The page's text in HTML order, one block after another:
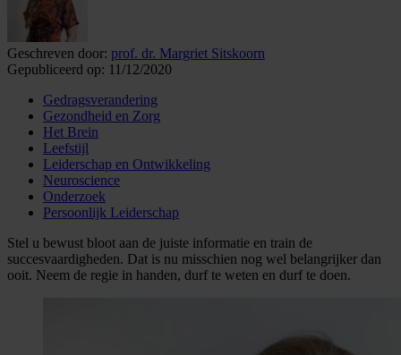
Geschreven door: prof. dr. Margriet Sitskoorn
Gepubliceerd op: 11/12/2020
Gedragsverandering
Gezondheid en Zorg
Het Brein
Leefstijl
Leiderschap en Ontwikkeling
Neuroscience
Onderzoek
Persoonlijk Leiderschap
Stel u bewust bloot aan de juiste informatie en train de
succesvaardigheden. Dat is nu misschien nog wel belangrijker dan
ooit. Neem de regie in handen, durf te weten en durf te doen.